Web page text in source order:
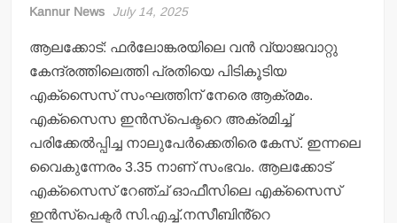
Kannur News July 14, 2025
ആലക്കോട്: ഫർലോങ്കരയിലെ വൻ വ്യാജവാറ്റു
കേന്ദ്രത്തിലെത്തി പ്രതിയെ പിടികൂടിയ
എക്സൈസ് സംഘത്തിന് നേരെ ആക്രമം.
എക്സൈസ ഇൻസ്പെക്ടറെ അക്രമിച്ച്
പരിക്കേൽപ്പിച്ച നാലുപേർക്കെതിരെ കേസ്. ഇന്നലെ
വൈകുന്നേരം 3.35 നാണ് സംഭവം. ആലക്കോട്
എക്സൈസ് റേഞ്ച് ഓഫീസിലെ എക്സൈസ്
ഇൻസ്പെക്ടർ സി.എച്ച്.നസീബിൻ്റെ